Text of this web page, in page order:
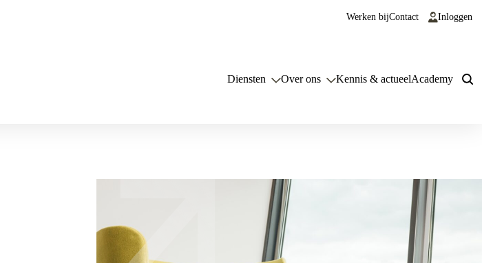
Werken bijContact Inloggen
Diensten Over ons Kennis & actueelAcademy